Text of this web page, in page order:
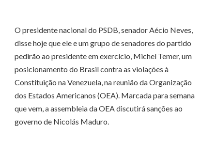
O presidente nacional do PSDB, senador Aécio Neves,
disse hoje que ele e um grupo de senadores do partido
pedirão ao presidente em exercício, Michel Temer, um
posicionamento do Brasil contra as violações à
Constituição na Venezuela, na reunião da Organização
dos Estados Americanos (OEA). Marcada para semana
que vem, a assembleia da OEA discutirá sanções ao
governo de Nicolás Maduro.